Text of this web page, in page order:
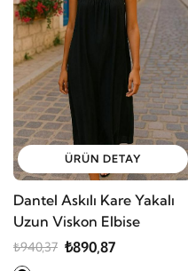
ÜRÜN DETAY
Dantel Askılı Kare Yakalı
Uzun Viskon Elbise
₺940,37 ₺890,87